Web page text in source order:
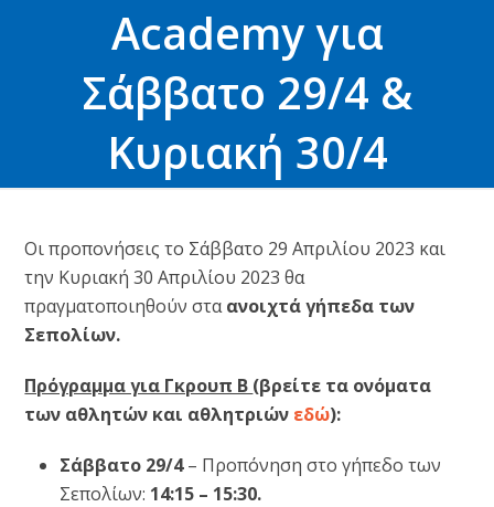
Academy για
Σάββατο 29/4 &
Κυριακή 30/4
Οι προπονήσεις το Σάββατο 29 Απριλίου 2023 και
την Κυριακή 30 Απριλίου 2023 θα
πραγματοποιηθούν σταανοιχτά γήπεδα των
Σεπολίων.
Πρόγραμμα για Γκρουπ B (βρείτε τα ονόματα
των αθλητών και αθλητριών εδώ):
Σάββατο 29/4– Προπόνηση στο γήπεδο των
Σεπολίων: 14:15 – 15:30.